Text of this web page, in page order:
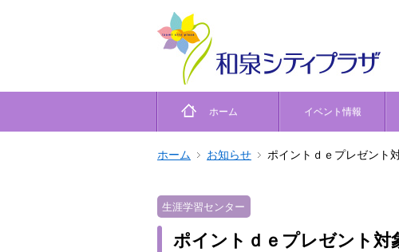
ホーム イベント情報
ホーム お知らせ ポイントｄｅプレゼント
生涯学習センター
ポイントｄｅプレゼント対